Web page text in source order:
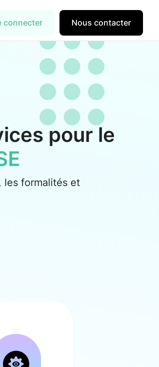
connecter Nous contacter
pour le
les formalités et